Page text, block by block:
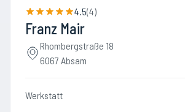
4.5(4)
Franz Mair
Rhombergstraße 18
6067 Absam
Werkstatt